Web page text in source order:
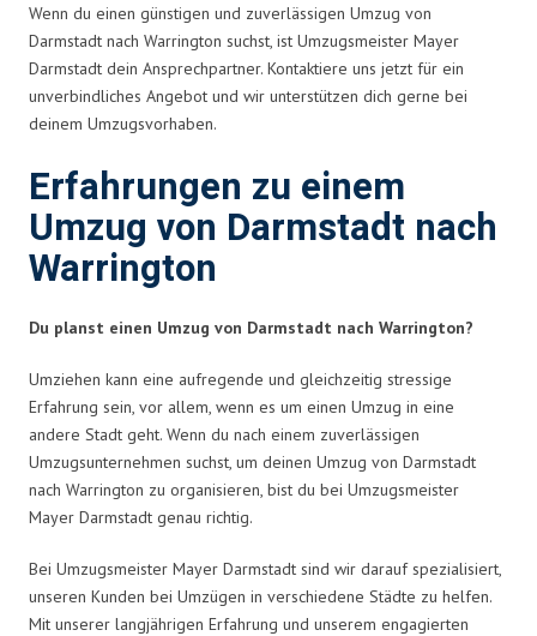
Wenn du einen günstigen und zuverlässigen Umzug von
Darmstadt nach Warrington suchst, ist Umzugsmeister Mayer
Darmstadt dein Ansprechpartner. Kontaktiere uns jetzt für ein
unverbindliches Angebot und wir unterstützen dich gerne bei
deinem Umzugsvorhaben.
Erfahrungen zu einem
Umzug von Darmstadt nach
Warrington
Du planst einen Umzug von Darmstadt nach Warrington?
Umziehen kann eine aufregende und gleichzeitig stressige
Erfahrung sein, vor allem, wenn es um einen Umzug in eine
andere Stadt geht. Wenn du nach einem zuverlässigen
Umzugsunternehmen suchst, um deinen Umzug von Darmstadt
nach Warrington zu organisieren, bist du bei Umzugsmeister
Mayer Darmstadt genau richtig.
Bei Umzugsmeister Mayer Darmstadt sind wir darauf spezialisiert,
unseren Kunden bei Umzügen in verschiedene Städte zu helfen.
Mit unserer langjährigen Erfahrung und unserem engagierten